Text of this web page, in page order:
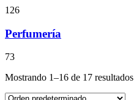
126
Perfumería
73
Mostrando 1–16 de 17 resultados